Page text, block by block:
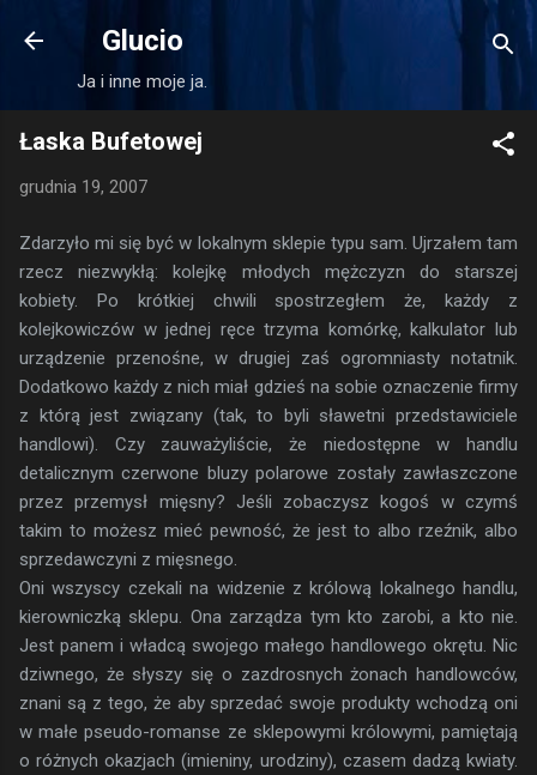
Przejdź do głównej zawartości
Glucio
Ja i inne moje ja.
Łaska Bufetowej
grudnia 19, 2007
Zdarzyło mi się być w lokalnym sklepie typu sam. Ujrzałem tam
rzecz niezwykłą: kolejkę młodych mężczyzn do starszej
kobiety. Po krótkiej chwili spostrzegłem że, każdy z
kolejkowiczów w jednej ręce trzyma komórkę, kalkulator lub
urządzenie przenośne, w drugiej zaś ogromniasty notatnik.
Dodatkowo każdy z nich miał gdzieś na sobie oznaczenie firmy
z którą jest związany (tak, to byli sławetni przedstawiciele
handlowi). Czy zauważyliście, że niedostępne w handlu
detalicznym czerwone bluzy polarowe zostały zawłaszczone
przez przemysł mięsny? Jeśli zobaczysz kogoś w czymś
takim to możesz mieć pewność, że jest to albo rzeźnik, albo
sprzedawczyni z mięsnego.
Oni wszyscy czekali na widzenie z królową lokalnego handlu,
kierowniczką sklepu. Ona zarządza tym kto zarobi, a kto nie.
Jest panem i władcą swojego małego handlowego okrętu. Nic
dziwnego, że słyszy się o zazdrosnych żonach handlowców,
znani są z tego, że aby sprzedać swoje produkty wchodzą oni
w małe pseudo-romanse ze sklepowymi królowymi, pamiętają
o różnych okazjach (imieniny, urodziny), czasem dadzą kwiaty.